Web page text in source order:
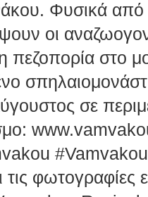
Φυσικά
οι
πεζοπορία στο
σε
φωτογραφίες